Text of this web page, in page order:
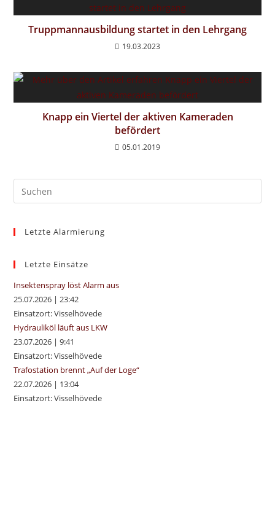
Truppmannausbildung startet in den Lehrgang
19.03.2023
Knapp ein Viertel der aktiven Kameraden
befördert
05.01.2019
Letzte Alarmierung
Letzte Einsätze
Insektenspray löst Alarm aus
25.07.2026 |23:42
Einsatzort: Visselhövede
Hydrauliköl läuft aus LKW
23.07.2026 |9:41
Einsatzort: Visselhövede
Trafostation brennt „Auf der Loge“
22.07.2026 | 13:04
Einsatzort: Visselhövede